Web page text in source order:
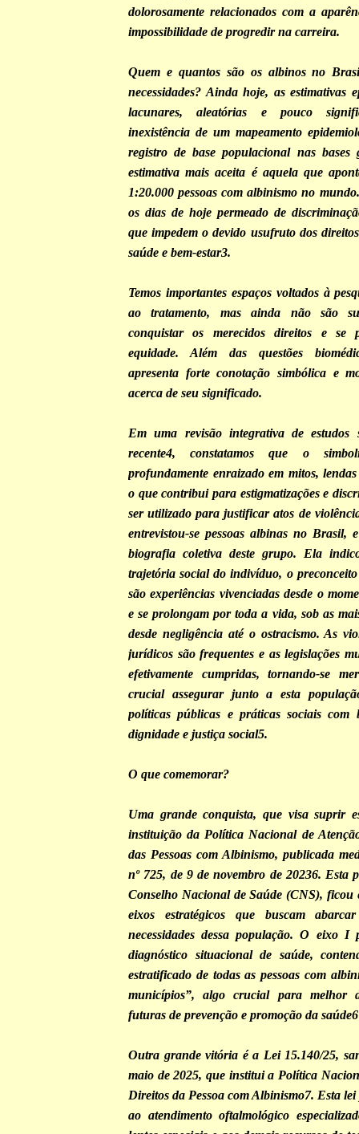
dolorosamente relacionados com a
impossibilidade de progredir na carreira.
Quem e quantos são os albinos no
necessidades? Ainda hoje, as estimativas
lacunares, aleatórias e pouco
inexistência de um mapeamento
registro de base populacional nas bases
estimativa mais aceita é aquela que
1:20.000 pessoas com albinismo no
os dias de hoje permeado de
que impedem o devido usufruto dos
saúde e bem-estar3.
Temos importantes espaços voltados à
ao tratamento, mas ainda não são
conquistar os merecidos direitos e se
equidade. Além das questões
apresenta forte conotação simbólica e
acerca de seu significado.
Em uma revisão integrativa de estudos
recente4, constatamos que o
profundamente enraizado em mitos,
o que contribui para estigmatizações e
ser utilizado para justificar atos de
entrevistou-se pessoas albinas no Brasil,
biografia coletiva deste grupo. Ela
trajetória social do indivíduo, o preconceito
são experiências vivenciadas desde o
e se prolongam por toda a vida, sob as
desde negligência até o ostracismo. As
jurídicos são frequentes e as legislações
efetivamente cumpridas, tornando-se
crucial assegurar junto a esta
políticas públicas e práticas sociais com
dignidade e justiça social5.
O que comemorar?
Uma grande conquista, que visa suprir
instituição da Política Nacional de
das Pessoas com Albinismo, publicada
nº 725, de 9 de novembro de 20236. Esta
Conselho Nacional de Saúde (CNS), ficou
eixos estratégicos que buscam
necessidades dessa população. O eixo I
diagnóstico situacional de saúde,
estratificado de todas as pessoas com
municípios”, algo crucial para melhor
futuras de prevenção e promoção da
Outra grande vitória é a Lei 15.140/25,
maio de 2025, que institui a Política
Direitos da Pessoa com Albinismo7. Esta lei
ao atendimento oftalmológico